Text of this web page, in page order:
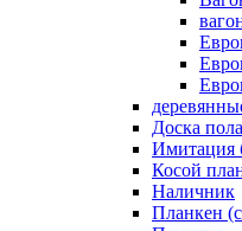
Доска пола
Имитация
Косой
Наличник
Планкен